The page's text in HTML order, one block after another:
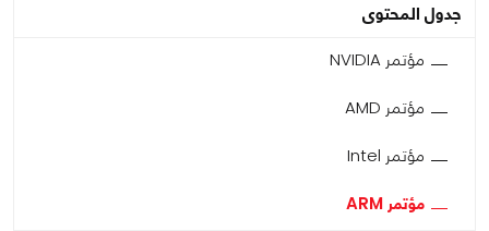
جدول المحتوى
مؤتمر NVIDIA
مؤتمر AMD
مؤتمر Intel
مؤتمر ARM